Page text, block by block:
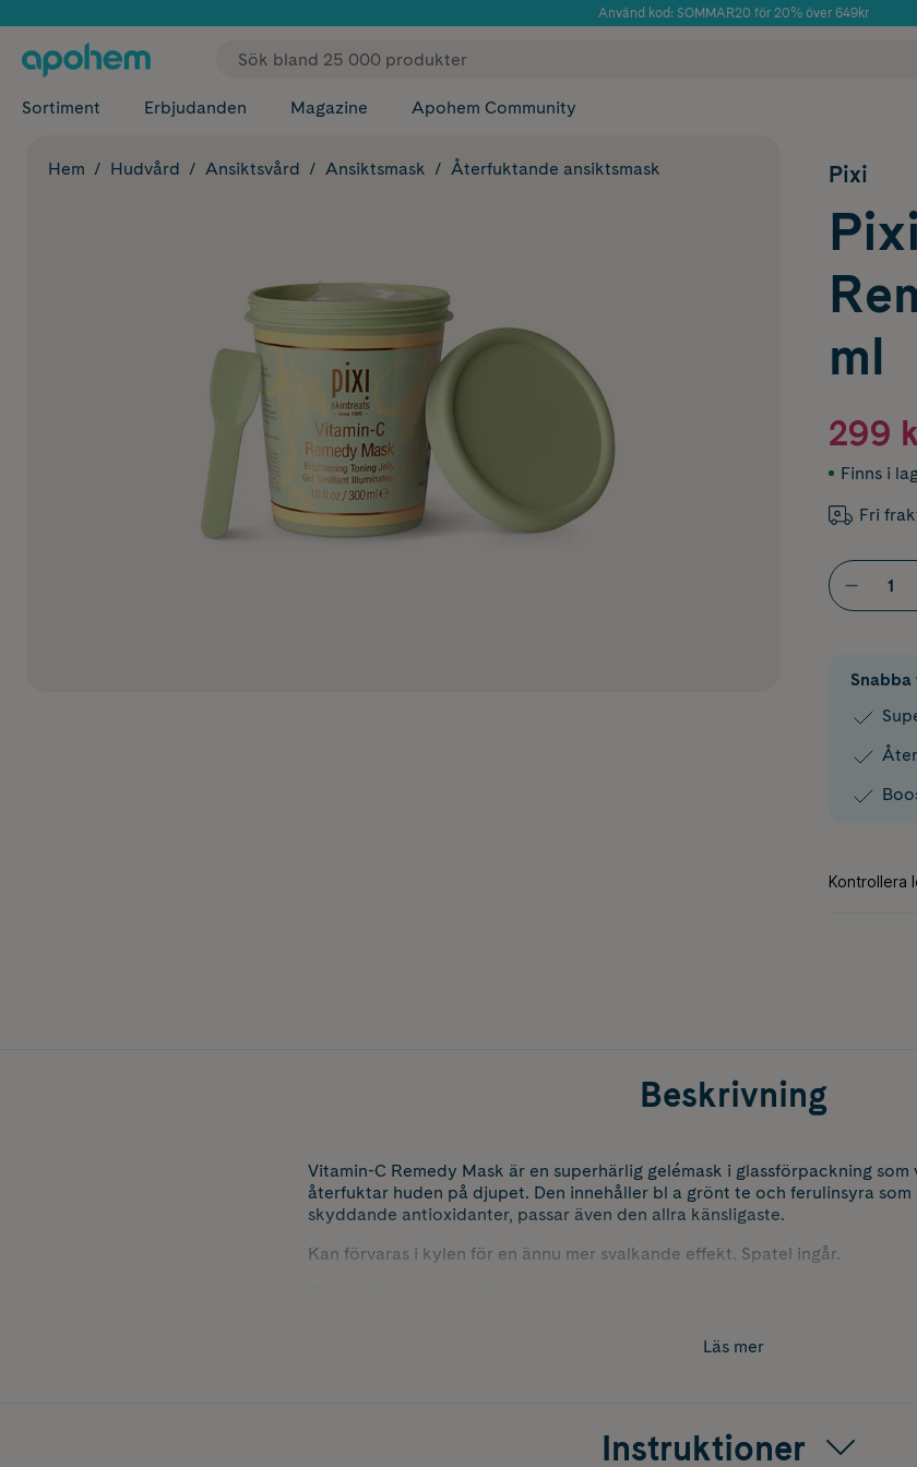
Använd kod: SOMMAR20 för 20% över 649kr
✓ Fri frakt
Sortiment Erbjudanden Magazine Apohem Community
Hem Hudvård Ansiktsvård Ansiktsmask Återfuktande ansiktsmask Pixi
ml
299
Finns i
Fri
Snabba
Beskrivning
Vitamin-C Remedy Mask är en superhärlig gelémask i glassförpackning
återfuktar huden på djupet. Den innehåller bl a grönt te och ferulinsyra
skyddande antioxidanter, passar även den allra känsligaste.
Kan förvaras i kylen för en ännu mer svalkande effekt. Spatel ingår.
Läs mer
Instruktioner